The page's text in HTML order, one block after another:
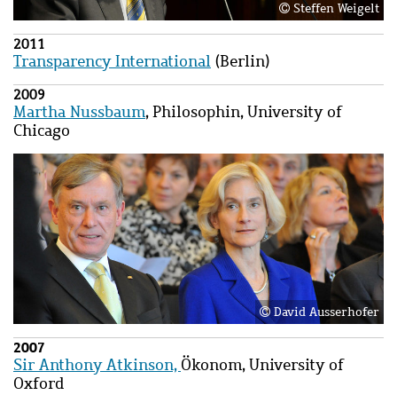
Steffen Weigelt
2011
Transparency International (Berlin)
2009
Martha Nussbaum, Philosophin, University of
Chicago
Bild
Bild
David Ausserhofer
2007
Sir Anthony Atkinson, Ökonom, University of
Oxford